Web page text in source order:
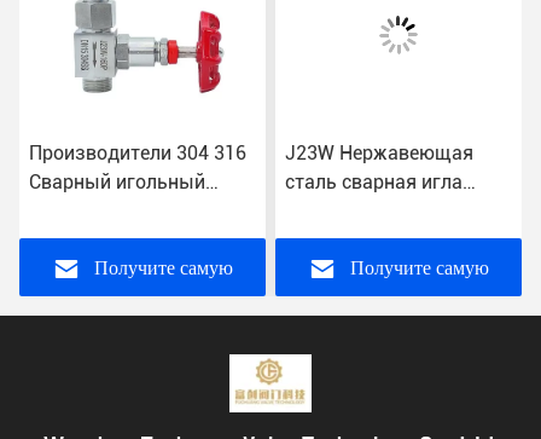
Производители 304 316
Сварный игольный
стали для стандартных
примененийПолучите самую
J23W Нержавеющая
сталь сварная игла
функция обход клапана
ручка цвет красный
Получите самую